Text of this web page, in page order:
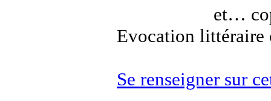
et…
Evocation littéraire
Se renseigner sur